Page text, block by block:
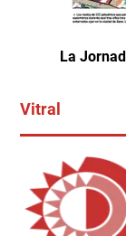
La
Vitral